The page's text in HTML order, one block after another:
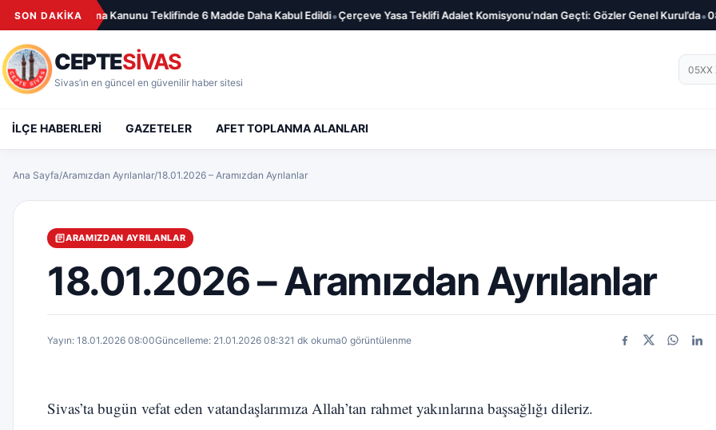
İçeriğe geç
SON DAKİKA
Koruma Kanunu Teklifinde 6 Madde Daha Kabul Edildi•Çerçeve Yasa Teklifi Adalet Komisyonu’ndan Geçti: Gözler Genel Kurul’da•
CEPTESİVAS
Sivas’ın en güncel en güvenilir haber sitesi
İLÇE HABERLERİ GAZETELER AFET TOPLANMA ALANLARI
Ana Sayfa/Aramızdan Ayrılanlar/18.01.2026 – Aramızdan Ayrılanlar
ARAMIZDAN AYRILANLAR
18.01.2026 – Aramızdan Ayrılanlar
Yayın: 18.01.2026 08:00Güncelleme: 21.01.2026 08:321 dk okuma0 görüntülenme
Facebook
X
Sivas’ta bugün vefat eden vatandaşlarımıza Allah’tan rahmet yakınlarına başsağlığı dileriz.